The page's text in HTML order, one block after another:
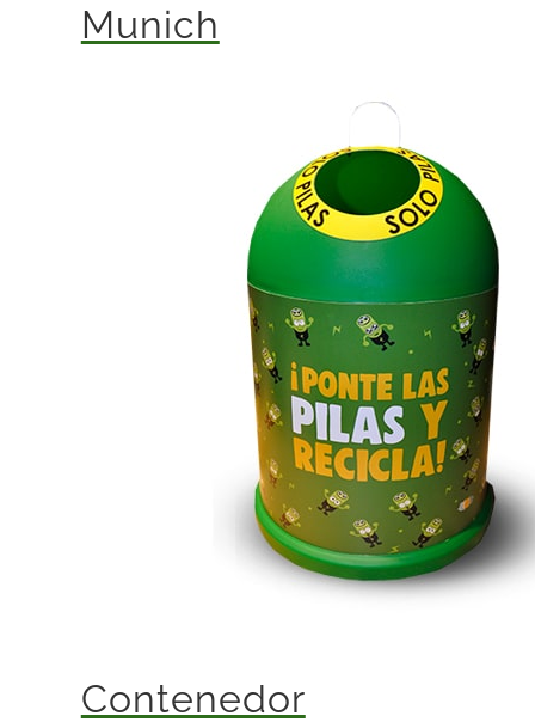
Munich
Contenedor